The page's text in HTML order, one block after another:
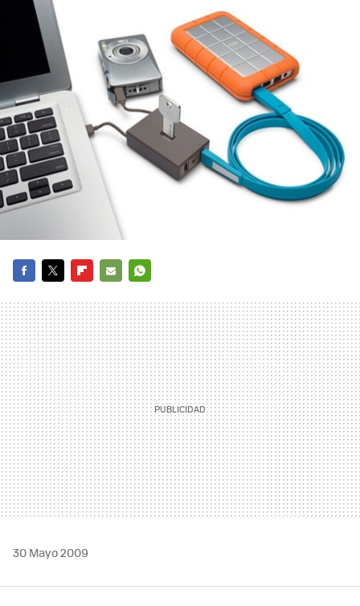
MAIL
30 Mayo 2009